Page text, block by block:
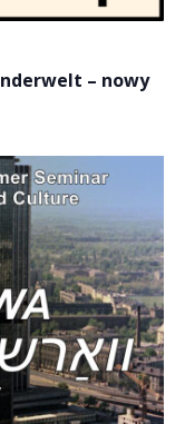
– nowy